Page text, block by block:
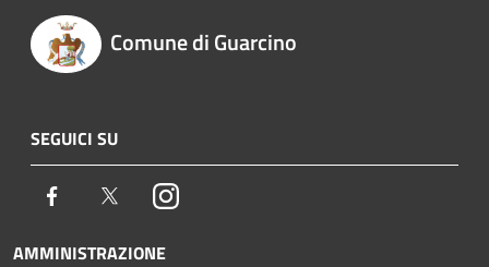
Comune di Guarcino
SEGUICI SU
Facebook TwitterInstagram
AMMINISTRAZIONE